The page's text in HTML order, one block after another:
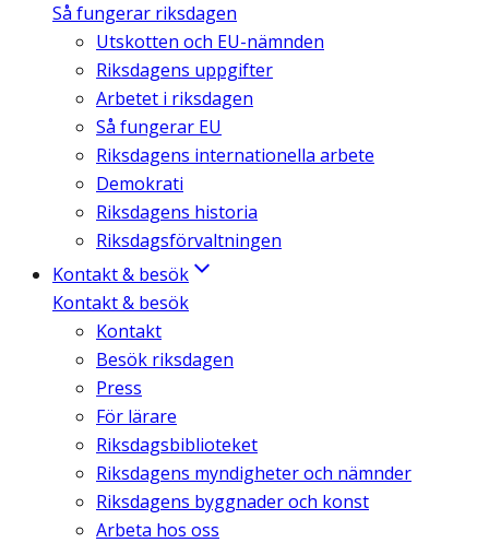
Så fungerar riksdagen
Utskotten och EU-nämnden
Riksdagens uppgifter
Arbetet i riksdagen
Så fungerar EU
Riksdagens internationella arbete
Demokrati
Riksdagens historia
Riksdagsförvaltningen
Kontakt & besök
Kontakt & besök
Kontakt
Besök riksdagen
Press
För lärare
Riksdagsbiblioteket
Riksdagens myndigheter och nämnder
Riksdagens byggnader och konst
Arbeta hos oss